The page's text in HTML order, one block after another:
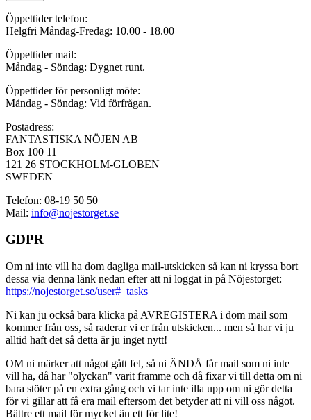
Öppettider telefon:
Helgfri Måndag-Fredag: 10.00 - 18.00
Öppettider mail:
Måndag - Söndag: Dygnet runt.
Öppettider för personligt möte:
Måndag - Söndag: Vid förfrågan.
Postadress:
FANTASTISKA NÖJEN AB
Box 100 11
121 26 STOCKHOLM-GLOBEN
SWEDEN
Telefon: 08-19 50 50
Mail: info@nojestorget.se
GDPR
Om ni inte vill ha dom dagliga mail-utskicken så kan ni kryssa bort
dessa via denna länk nedan efter att ni loggat in på Nöjestorget:
https://nojestorget.se/user#_tasks
Ni kan ju också bara klicka på AVREGISTERA i dom mail som
kommer från oss, så raderar vi er från utskicken... men så har vi ju
alltid haft det så detta är ju inget nytt!
OM ni märker att något gått fel, så ni ÄNDÅ får mail som ni inte
vill ha, då har "olyckan" varit framme och då fixar vi till detta om ni
bara stöter på en extra gång och vi tar inte illa upp om ni gör detta
för vi gillar att få era mail eftersom det betyder att ni vill oss något.
Bättre ett mail för mycket än ett för lite!